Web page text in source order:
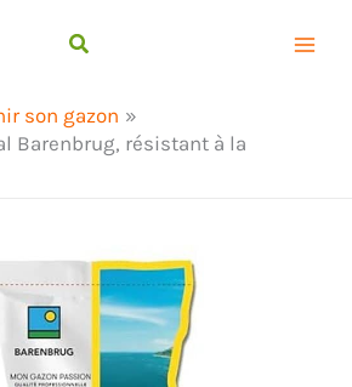
son gazon
Barenbrug, résistant à la